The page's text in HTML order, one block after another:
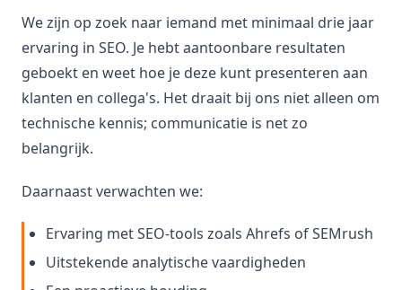
We zijn op zoek naar iemand met minimaal drie jaar
ervaring in SEO. Je hebt aantoonbare resultaten
geboekt en weet hoe je deze kunt presenteren aan
klanten en collega's. Het draait bij ons niet alleen om
technische kennis; communicatie is net zo
belangrijk.
Daarnaast verwachten we:
Ervaring met SEO-tools zoals Ahrefs of SEMrush
Uitstekende analytische vaardigheden